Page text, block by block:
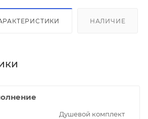
НАЛИЧИЕ
Душевой комплект